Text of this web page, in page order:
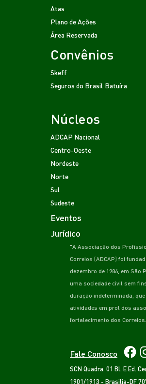
Atas
Plano de Ações
Área Reservada
Convênios
Skeff
Seguros do Brasil Batuíra
Núcleos
ADCAP Nacional
Centro-Oeste
Nordeste
Norte
Sul
Sudeste
Eventos
Jurídico
"A Associação dos
Correios (ADCAP) foi
dezembro de 1986, em São
uma sociedade civil sem
duração indeterminada,
atividades em prol dos
fortalecimento dos
Fale Conosco
SCN Quadra. 01 Bl. E Ed.
1901/1913 - Brasilia-DF